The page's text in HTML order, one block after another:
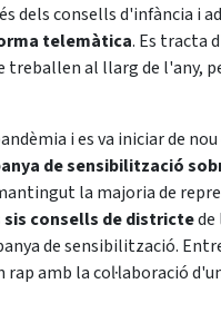
consells d'infància i
telemàtica. Es tracta
treballen al llarg de l'any,
i es va iniciar de
de sensibilització
la majoria de
consells de districte
de sensibilització.
amb la col·laboració